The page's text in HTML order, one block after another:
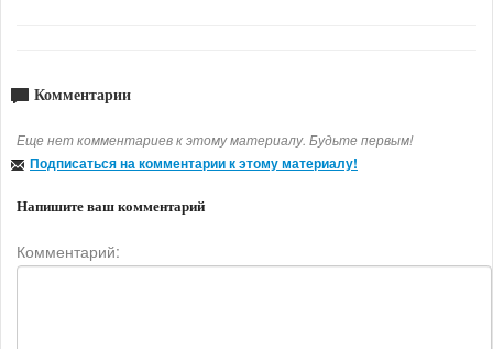
Комментарии
Еще нет комментариев к этому материалу. Будьте первым!
Подписаться на комментарии к этому материалу!
Напишите ваш комментарий
Комментарий: